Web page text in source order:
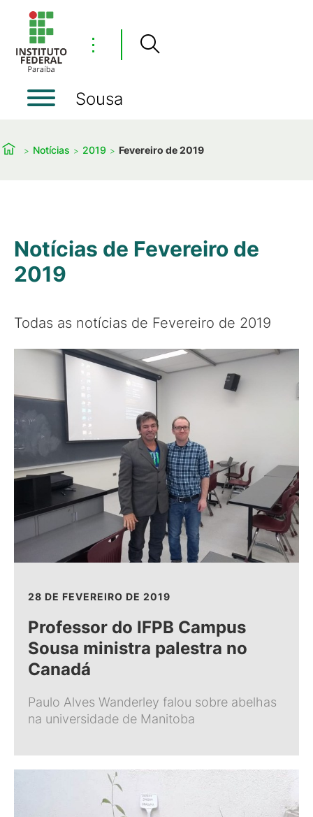
⋮
Sousa
Notícias 2019 Fevereiro de 2019
Notícias de Fevereiro de
2019
Todas as notícias de Fevereiro de 2019
28 DE FEVEREIRO DE 2019
Professor do IFPB Campus
Sousa ministra palestra no
Canadá
Paulo Alves Wanderley falou sobre abelhas
na universidade de Manitoba